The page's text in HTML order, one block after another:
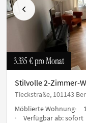
Vorherige
3.335 €pro Monat
Stilvolle 2-Zimmer-
Tieckstraße, 101143
Möblierte Wohnung
Verfügbar ab:sofort